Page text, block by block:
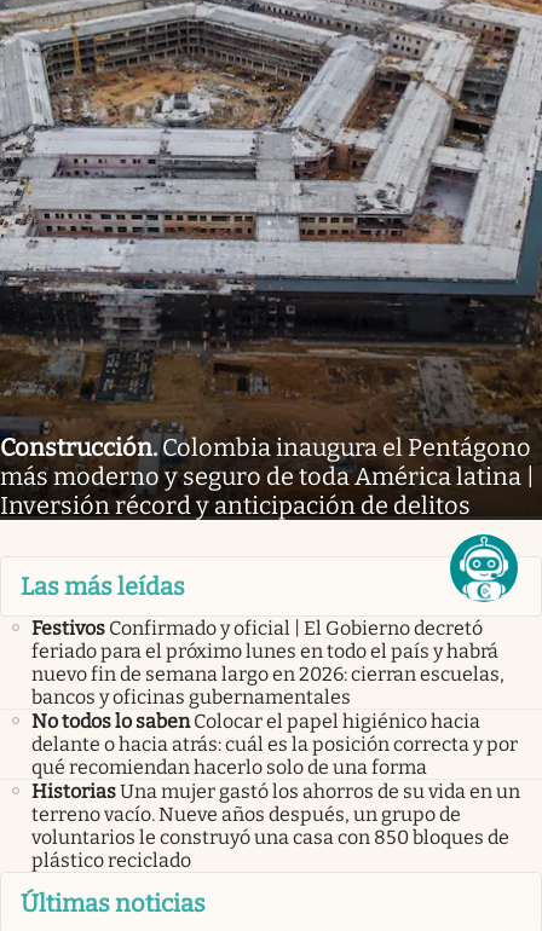
Construcción.Colombia inaugura el Pentágono
más moderno y seguro de toda América latina |
Inversión récord y anticipación de delitos
Las más leídas
Festivos Confirmado y oficial | El Gobierno decretó
feriado para el próximo lunes en todo el país y habrá
nuevo fin de semana largo en 2026: cierran escuelas,
bancos y oficinas gubernamentales
No todos lo saben Colocar el papel higiénico hacia
delante o hacia atrás: cuál es la posición correcta y por
qué recomiendan hacerlo solo de una forma
HistoriasUna mujer gastó los ahorros de su vida en un
terreno vacío. Nueve años después, un grupo de
voluntarios le construyó una casa con 850 bloques de
plástico reciclado
Últimas noticias